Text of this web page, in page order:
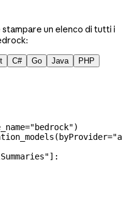
un elenco di tutti i
C# Go Java
PHP
="bedrock")
byProvider=
]: